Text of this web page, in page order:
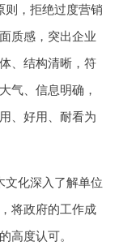
则，拒绝过度营销
质感，突出企业
、结构清晰，符
气、信息明确，
、好用、耐看为
文化深入了解单位
将政府的工作成
高度认可。